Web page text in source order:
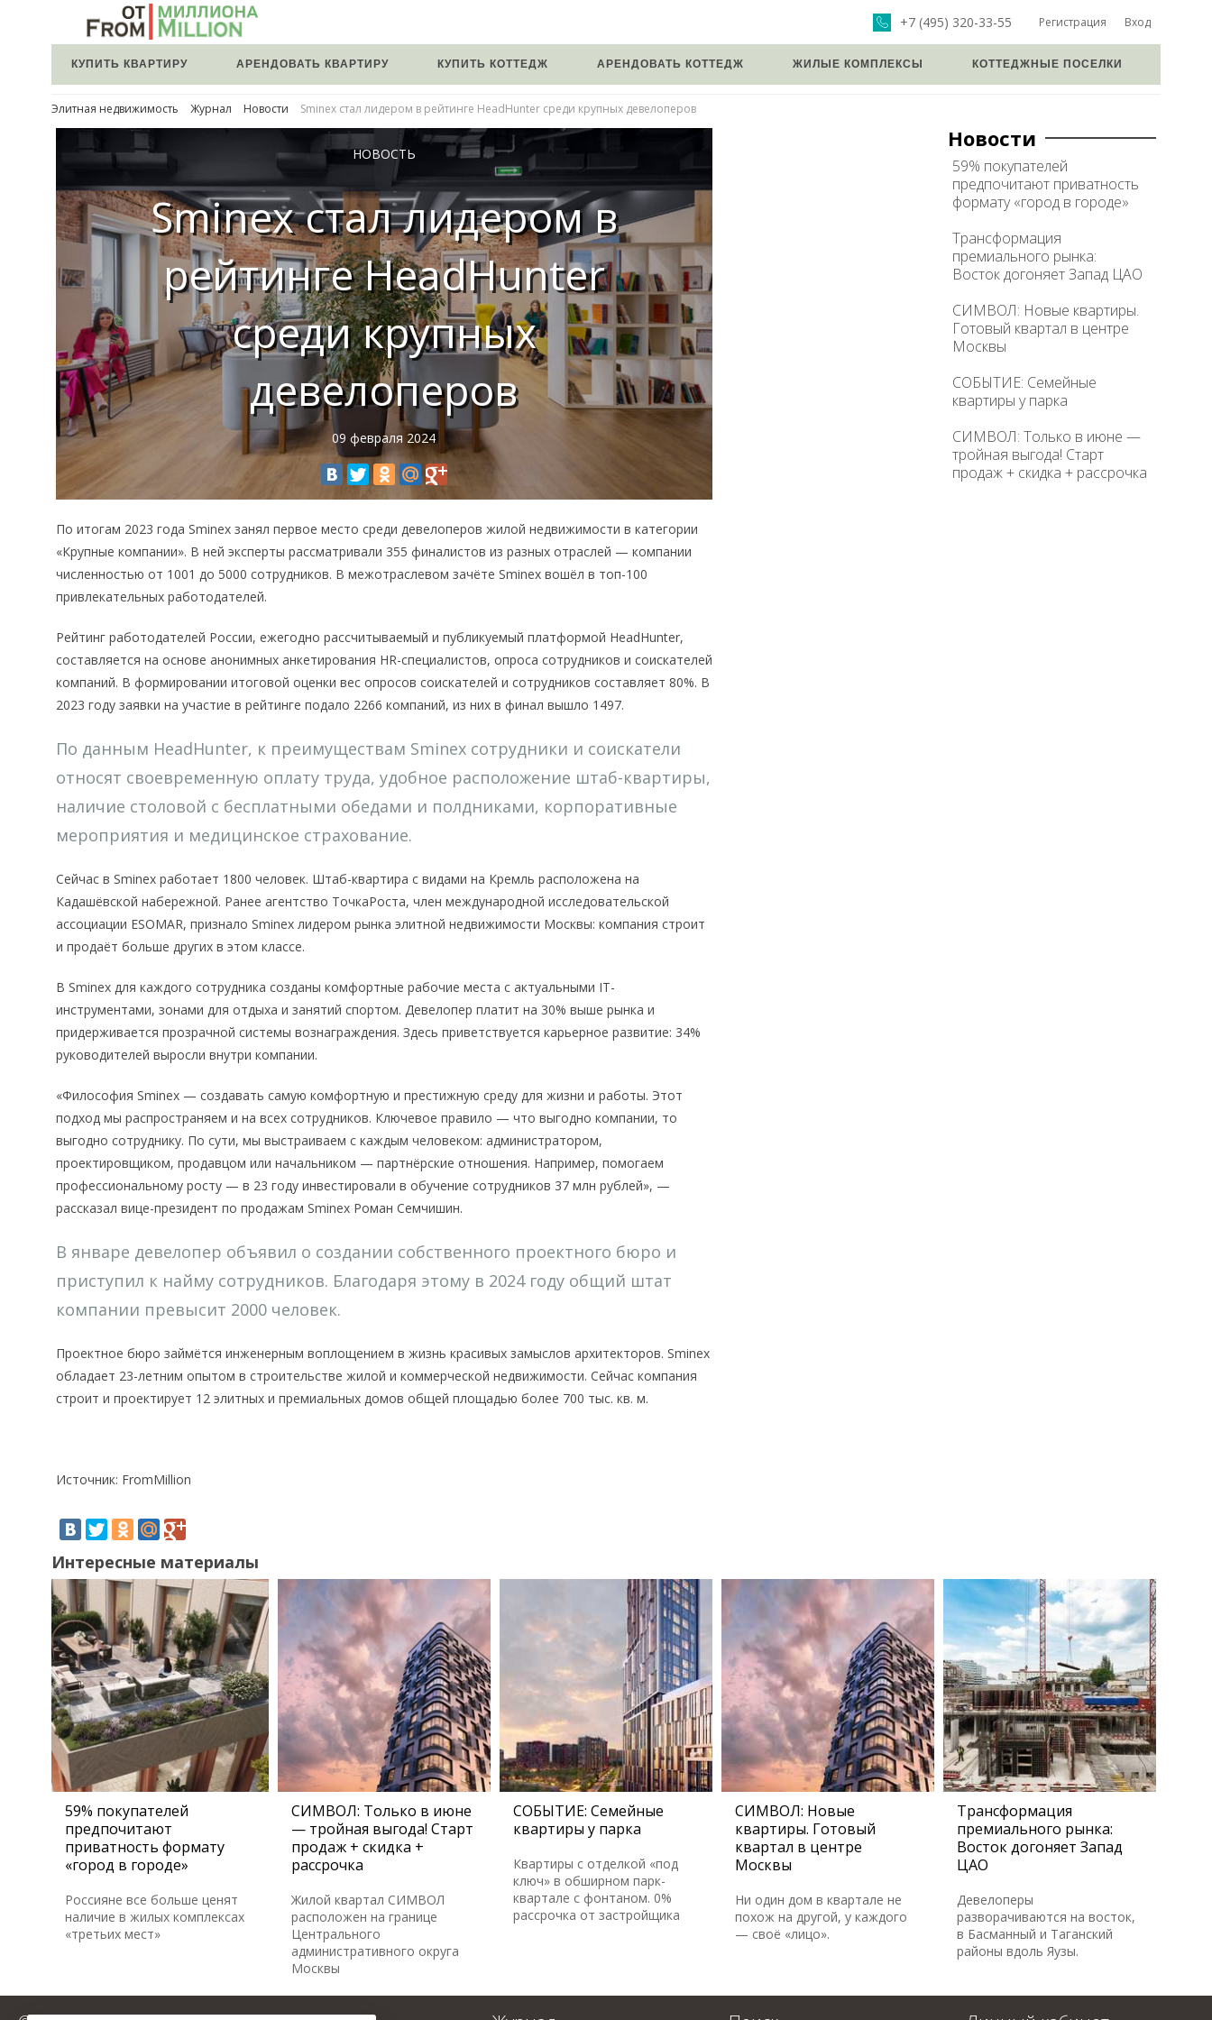
Регистрация Вход
+7 (495) 320-33-55
КУПИТЬ КВАРТИРУ АРЕНДОВАТЬ КВАРТИРУ КУПИТЬ КОТТЕДЖ АРЕНДОВАТЬ КОТТЕДЖ ЖИЛЫЕ КОМПЛЕКСЫ КОТТЕДЖНЫЕ ПОСЕЛКИ
Элитная недвижимость Журнал Новости Sminex стал лидером в рейтинге HeadHunter среди крупных девелоперов
НОВОСТЬ
Sminex стал лидером в
рейтинге HeadHunter
среди крупных
девелоперов
09 февраля 2024
По итогам 2023 года Sminex занял первое место среди девелоперов жилой недвижимости в категории
«Крупные компании». В ней эксперты рассматривали 355 финалистов из разных отраслей — компании
численностью от 1001 до 5000 сотрудников. В межотраслевом зачёте Sminex вошёл в топ-100
привлекательных работодателей.
Рейтинг работодателей России, ежегодно рассчитываемый и публикуемый платформой HeadHunter,
составляется на основе анонимных анкетирования HR-специалистов, опроса сотрудников и соискателей
компаний. В формировании итоговой оценки вес опросов соискателей и сотрудников составляет 80%. В
2023 году заявки на участие в рейтинге подало 2266 компаний, из них в финал вышло 1497.
По данным HeadHunter, к преимуществам Sminex сотрудники и соискатели
относят своевременную оплату труда, удобное расположение штаб-квартиры,
наличие столовой с бесплатными обедами и полдниками, корпоративные
мероприятия и медицинское страхование.
Сейчас в Sminex работает 1800 человек. Штаб-квартира с видами на Кремль расположена на
Кадашёвской набережной. Ранее агентство ТочкаРоста, член международной исследовательской
ассоциации ESOMAR, признало Sminex лидером рынка элитной недвижимости Москвы: компания строит
и продаёт больше других в этом классе.
В Sminex для каждого сотрудника созданы комфортные рабочие места с актуальными IT-
инструментами, зонами для отдыха и занятий спортом. Девелопер платит на 30% выше рынка и
придерживается прозрачной системы вознаграждения. Здесь приветствуется карьерное развитие: 34%
руководителей выросли внутри компании.
«Философия Sminex — создавать самую комфортную и престижную среду для жизни и работы. Этот
подход мы распространяем и на всех сотрудников. Ключевое правило — что выгодно компании, то
выгодно сотруднику. По сути, мы выстраиваем с каждым человеком: администратором,
проектировщиком, продавцом или начальником — партнёрские отношения. Например, помогаем
профессиональному росту — в 23 году инвестировали в обучение сотрудников 37 млн рублей», —
рассказал вице-президент по продажам Sminex Роман Семчишин.
В январе девелопер объявил о создании собственного проектного бюро и
приступил к найму сотрудников. Благодаря этому в 2024 году общий штат
компании превысит 2000 человек.
Проектное бюро займётся инженерным воплощением в жизнь красивых замыслов архитекторов. Sminex
обладает 23-летним опытом в строительстве жилой и коммерческой недвижимости. Сейчас компания
строит и проектирует 12 элитных и премиальных домов общей площадью более 700 тыс. кв. м.
Источник: FromMillion
Новости
59% покупателей
предпочитают приватность
формату «город в городе»
Трансформация
премиального рынка:
Восток догоняет Запад ЦАО
СИМВОЛ: Новые квартиры.
Готовый квартал в центре
Москвы
СОБЫТИЕ: Семейные
квартиры у парка
СИМВОЛ: Только в июне —
тройная выгода! Старт
продаж + скидка + рассрочка
Интересные материалы
59% покупателей
предпочитают
приватность формату
«город в городе»
Россияне все больше ценят
наличие в жилых комплексах
«третьих мест»
СИМВОЛ: Только в июне
— тройная выгода! Старт
продаж + скидка +
рассрочка
Жилой квартал СИМВОЛ
расположен на границе
Центрального
административного округа
Москвы
СОБЫТИЕ: Семейные
квартиры у парка
Квартиры с отделкой «под
ключ» в обширном парк-
квартале с фонтаном. 0%
рассрочка от застройщика
СИМВОЛ: Новые
квартиры. Готовый
квартал в центре
Москвы
Ни один дом в квартале не
похож на другой, у каждого
— своё «лицо».
Трансформация
премиального рынка:
Восток догоняет Запад
ЦАО
Девелоперы
разворачиваются на восток,
в Басманный и Таганский
районы вдоль Яузы.